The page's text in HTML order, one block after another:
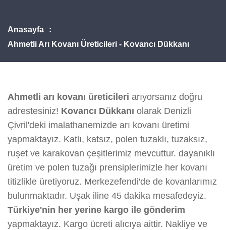
Anasayfa
Ahmetli Arı Kovanı Üreticileri - Kovancı Dükkanı
Ahmetli arı kovanı üreticileri arıyorsanız doğru
adrestesiniz! Kovancı Dükkanı olarak Denizli
Çivril'deki imalathanemizde arı kovanı üretimi
yapmaktayız. Katlı, katsız, polen tuzaklı, tuzaksız,
ruşet ve karakovan çeşitlerimiz mevcuttur. dayanıklı
üretim ve polen tuzağı prensiplerimizle her kovanı
titizlikle üretiyoruz. Merkezefendi'de de kovanlarımız
bulunmaktadır. Uşak iline 45 dakika mesafedeyiz.
Türkiye'nin her yerine kargo ile gönderim
yapmaktayız. Kargo ücreti alıcıya aittir. Nakliye ve